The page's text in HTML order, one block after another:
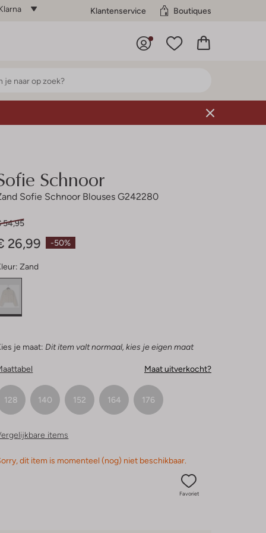
Klantenservice Boutiques
Schnoor
Sofie Schnoor Blouses G242280
-50%
54,95
26,99
Zand
je maat: Dit item valt normaal, kies je eigen maat
Maat uitverkocht?
128 140 152 164 176
items
dit item is momenteel (nog) niet beschikbaar.
Favoriet